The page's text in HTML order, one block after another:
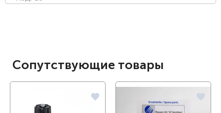
Сопутствующие товары
favorite favorite